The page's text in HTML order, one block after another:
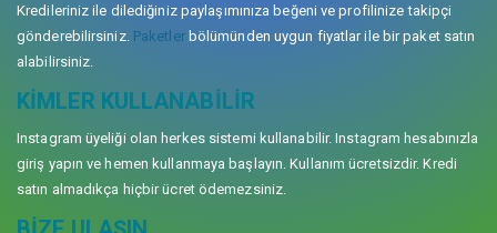
Kredileriniz ile dilediğiniz paylaşımınıza beğeni ve profilinize takipçi
gönderebilirsiniz. Paketlerbölümünden uygun fiyatlar ile bir paket satın
alabilirsiniz.
KIMLER KULLANABILIR
Instagram üyeliği olan herkes sistemi kullanabilir. Instagram hesabınızla
giriş yapın ve hemen kullanmaya başlayın. Kullanım ücretsizdir. Kredi
satın almadıkça hiçbir ücret ödemezsiniz.